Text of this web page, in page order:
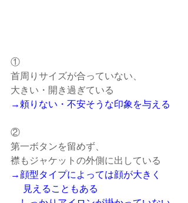
①
首周りサイズが合っていない、
大きい・開き過ぎている
→頼りない・不安そうな印象を与える
②
第一ボタンを留めず、
襟もジャケットの外側に出している
→顔型タイプによっては顔が大きく
見えることもある